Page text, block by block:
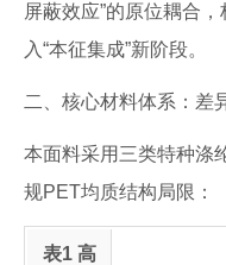
屏蔽效应”的原位耦合
入“本征集成”新阶段。
二、核心材料体系：差
本面料采用三类特种涤
规PET均质结构局限：
表1 高